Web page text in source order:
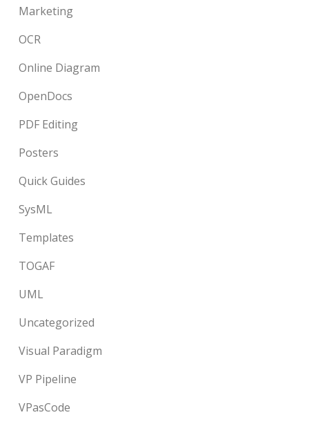
Marketing
OCR
Online Diagram
OpenDocs
PDF Editing
Posters
Quick Guides
SysML
Templates
TOGAF
UML
Uncategorized
Visual Paradigm
VP Pipeline
VPasCode